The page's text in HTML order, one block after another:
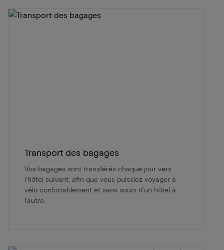
Transport des bagages
Vos bagages sont transférés chaque jour vers
l’hôtel suivant, afin que vous puissiez voyager à
vélo confortablement et sans souci d’un hôtel à
l’autre.